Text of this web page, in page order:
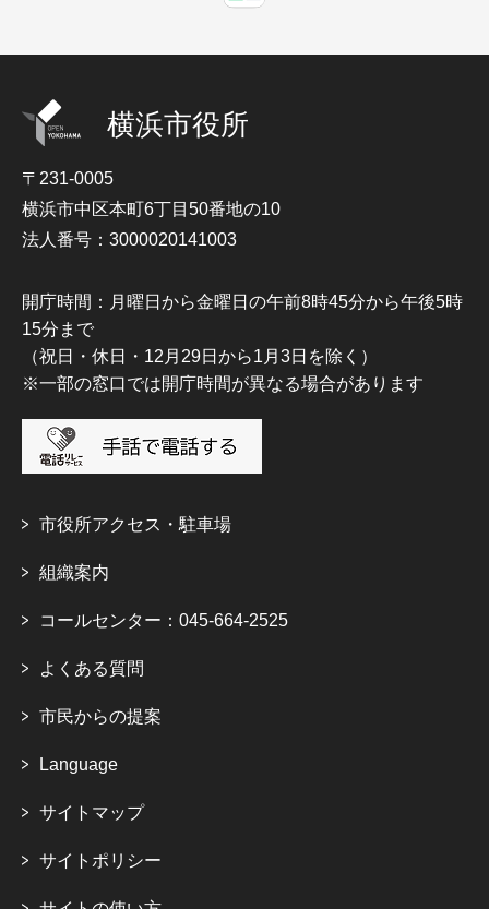
横浜市役所
〒231-0005
横浜市中区本町6丁目50番地の10
法人番号：3000020141003
開庁時間：月曜日から金曜日の午前8時45分から午後5時
15分まで
（祝日・休日・12月29日から1月3日を除く）
※一部の窓口では開庁時間が異なる場合があります
市役所アクセス・駐車場
組織案内
コールセンター：045-664-2525
よくある質問
市民からの提案
Language
サイトマップ
サイトポリシー